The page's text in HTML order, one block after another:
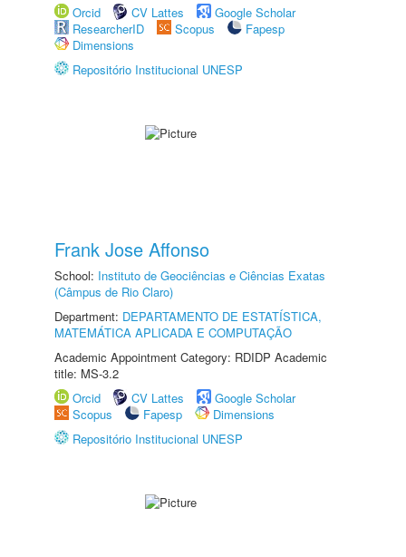
Orcid
CV Lattes
Google Scholar
ResearcherID
Scopus
Fapesp
Dimensions
Repositório Institucional UNESP
Frank Jose Affonso
School: Instituto de Geociências e Ciências Exatas
(Câmpus de Rio Claro)
Department: DEPARTAMENTO DE ESTATÍSTICA,
MATEMÁTICA APLICADA E COMPUTAÇÃO
Academic Appointment Category: RDIDP Academic
title: MS-3.2
Orcid
CV Lattes
Google Scholar
Scopus
Fapesp
Dimensions
Repositório Institucional UNESP